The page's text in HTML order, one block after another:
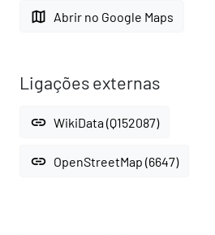
map Abrir no Google Maps
Ligações externas
link WikiData (Q152087)
link OpenStreetMap (6647)